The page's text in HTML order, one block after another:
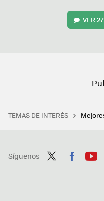
VER
TEMAS DE INTERÉS
Síguenos